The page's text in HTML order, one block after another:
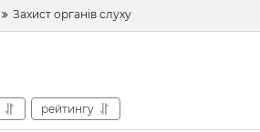
Захист органів слуху
рейтингу